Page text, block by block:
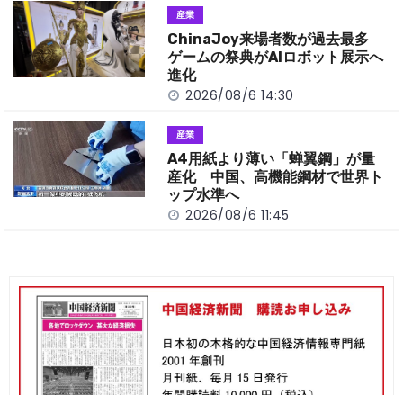
産業
ChinaJoy来場者数が過去最多
ゲームの祭典がAIロボット展示へ
進化
2026/08/6 14:30
産業
A4用紙より薄い「蝉翼鋼」が量
産化 中国、高機能鋼材で世界ト
ップ水準へ
2026/08/6 11:45